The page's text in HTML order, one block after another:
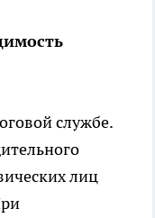
службе.
лиц